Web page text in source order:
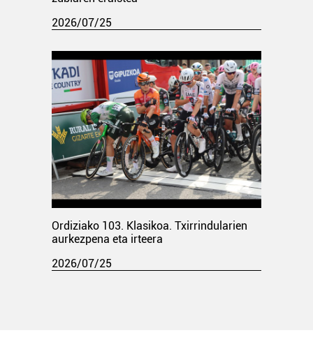
2026/07/25
Ordiziako 103. Klasikoa. Txirrindularien
aurkezpena eta irteera
2026/07/25